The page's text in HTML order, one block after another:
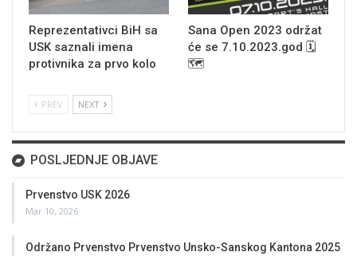
Reprezentativci BiH sa
USK saznali imena
protivnika za prvo kolo
Sana Open 2023 održat
će se 7.10.2023.god 🗓
🗺
PREV NEXT
POSLJEDNJE OBJAVE
Prvenstvo USK 2026
Mar 10, 2026
Održano Prvenstvo Prvenstvo Unsko-Sanskog Kantona 2025